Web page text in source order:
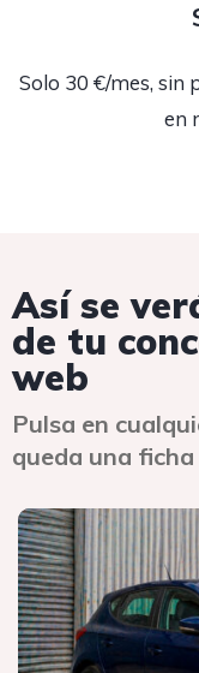
Solo 30 €/mes,
en
Así se
de tu
web
Pulsa en
queda una